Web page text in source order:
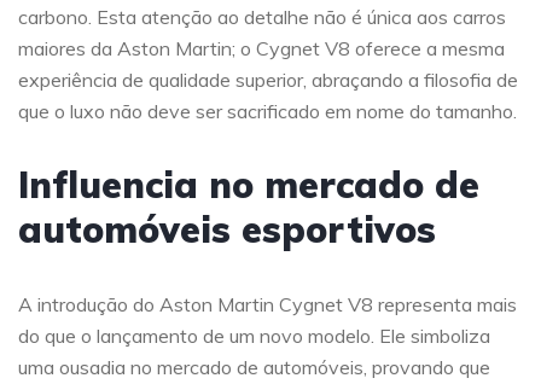
carbono. Esta atenção ao detalhe não é única aos carros
maiores da Aston Martin; o Cygnet V8 oferece a mesma
experiência de qualidade superior, abraçando a filosofia de
que o luxo não deve ser sacrificado em nome do tamanho.
Influencia no mercado de
automóveis esportivos
A introdução do Aston Martin Cygnet V8 representa mais
do que o lançamento de um novo modelo. Ele simboliza
uma ousadia no mercado de automóveis, provando que